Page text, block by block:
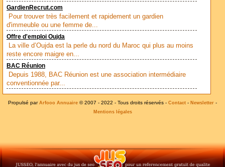
GardienRecrut.com
Pour trouver très facilement et rapidement un gardien
d'immeuble ou une femme de...
Offre d'emploi Oujda
La ville d’Oujda est la perle du nord du Maroc qui plus au moins
reste encore maigre en...
BAC Réunion
Depuis 1988, BAC Réunion est une association intermédiaire
conventionnée par...
Propulsé par Arfooo Annuaire © 2007 - 2022 - Tous droits réservés - Contact - Newsletter -
Mentions légales